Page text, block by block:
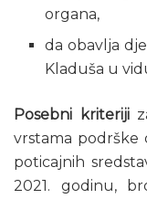
organa,
da obavlja
Kladuša u
Posebni kriteriji
vrstama podrške
poticajnih
2021. godinu,